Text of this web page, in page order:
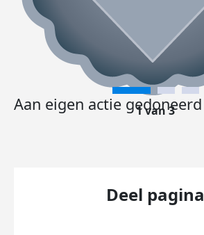
Aan eigen actie gedoneerd
1 van 3
Deel pagina